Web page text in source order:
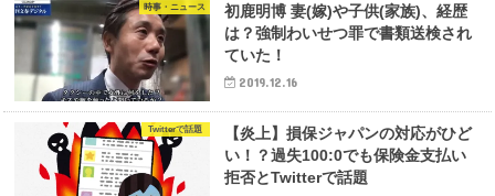
時事・ニュース
初鹿明博 妻(嫁)や子供(家族)、経歴
は？強制わいせつ罪で書類送検され
ていた！
2019.12.16
Twitterで話題
【炎上】損保ジャパンの対応がひど
い！？過失100:0でも保険金支払い
拒否とTwitterで話題